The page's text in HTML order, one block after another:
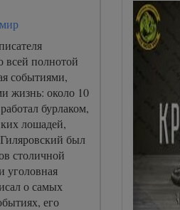
всей полнотой
событиями,
жизнь: около 10
бурлаком,
лошадей,
был
столичной
уголовная
о самых
его